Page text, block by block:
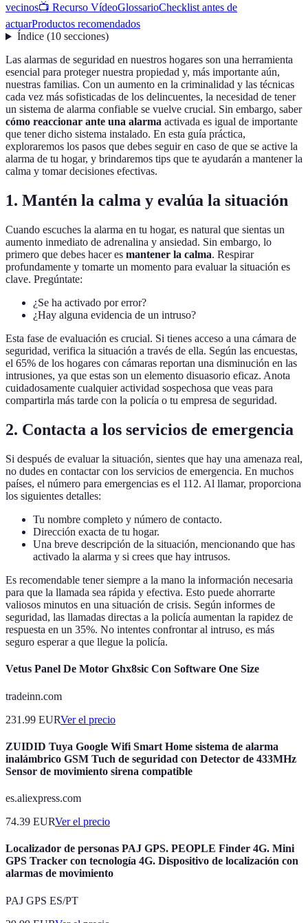
vecinos📺 Recurso VídeoGlossarioChecklist antes de
actuarProductos recomendados
Índice(10 secciones)
Las alarmas de seguridad en nuestros hogares son una herramienta
esencial para proteger nuestra propiedad y, más importante aún,
nuestras familias. Con un aumento en la criminalidad y las técnicas
cada vez más sofisticadas de los delincuentes, la necesidad de tener
un sistema de alarma confiable se vuelve crucial. Sin embargo, saber
cómo reaccionar ante una alarma activada es igual de importante
que tener dicho sistema instalado. En esta guía práctica,
exploraremos los pasos que debes seguir en caso de que se active la
alarma de tu hogar, y brindaremos tips que te ayudarán a mantener la
calma y tomar decisiones efectivas.
1. Mantén la calma y evalúa la situación
Cuando escuches la alarma en tu hogar, es natural que sientas un
aumento inmediato de adrenalina y ansiedad. Sin embargo, lo
primero que debes hacer es mantener la calma. Respirar
profundamente y tomarte un momento para evaluar la situación es
clave. Pregúntate:
¿Se ha activado por error?
¿Hay alguna evidencia de un intruso?
Esta fase de evaluación es crucial. Si tienes acceso a una cámara de
seguridad, verifica la situación a través de ella. Según las encuestas,
el 65% de los hogares con cámaras reportan una disminución en las
intrusiones, ya que estas son un elemento disuasorio eficaz. Anota
cuidadosamente cualquier actividad sospechosa que veas para
compartirla más tarde con la policía o tu empresa de seguridad.
2. Contacta a los servicios de emergencia
Si después de evaluar la situación, sientes que hay una amenaza real,
no dudes en contactar con los servicios de emergencia. En muchos
países, el número para emergencias es el 112. Al llamar, proporciona
los siguientes detalles:
Tu nombre completo y número de contacto.
Dirección exacta de tu hogar.
Una breve descripción de la situación, mencionando que has
activado la alarma y si crees que hay intrusos.
Es recomendable tener siempre a la mano la información necesaria
para que la llamada sea rápida y efectiva. Esto puede ahorrarte
valiosos minutos en una situación de crisis. Según informes de
seguridad, las llamadas directas a la policía aumentan la rapidez de
respuesta en un 35%. No intentes confrontar al intruso, es más
seguro esperar a que llegue la policía.
Vetus Panel De Motor Ghx8sic Con Software One Size
tradeinn.com
231.99 EURVer el precio
ZUIDID Tuya Google Wifi Smart Home sistema de alarma
inalámbrico GSM Tuch de seguridad con Detector de 433MHz
Sensor de movimiento sirena compatible
es.aliexpress.com
74.39 EURVer el precio
Localizador de personas PAJ GPS. PEOPLE Finder 4G. Mini
GPS Tracker con tecnología 4G. Dispositivo de localización con
alarmas de movimiento
PAJ GPS ES/PT